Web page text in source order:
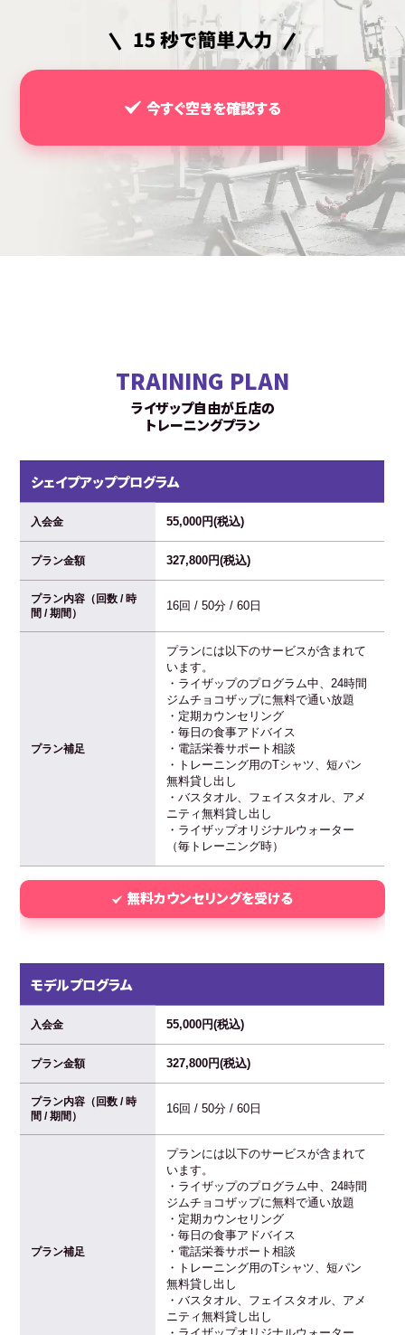
今すぐ空きを確認する
TRAINING PLAN
ライザップ自由が丘店の
トレーニングプラン
シェイプアッププログラム
入会金 55,000円(税込)
プラン金額 327,800円(税込)
プラン内容（回数 / 時
間 / 期間）
16回 / 50分 / 60日
プラン補足
プランには以下のサービスが含まれて
います。
・ライザップのプログラム中、24時間
ジムチョコザップに無料で通い放題
・定期カウンセリング
・毎日の食事アドバイス
・電話栄養サポート相談
・トレーニング用のTシャツ、短パン
無料貸し出し
・バスタオル、フェイスタオル、アメ
ニティ無料貸し出し
・ライザップオリジナルウォーター
（毎トレーニング時）
無料カウンセリングを受ける
モデルプログラム
入会金 55,000円(税込)
プラン金額 327,800円(税込)
プラン内容（回数 / 時
間 / 期間）
16回 / 50分 / 60日
プラン補足
プランには以下のサービスが含まれて
います。
・ライザップのプログラム中、24時間
ジムチョコザップに無料で通い放題
・定期カウンセリング
・毎日の食事アドバイス
・電話栄養サポート相談
・トレーニング用のTシャツ、短パン
無料貸し出し
・バスタオル、フェイスタオル、アメ
ニティ無料貸し出し